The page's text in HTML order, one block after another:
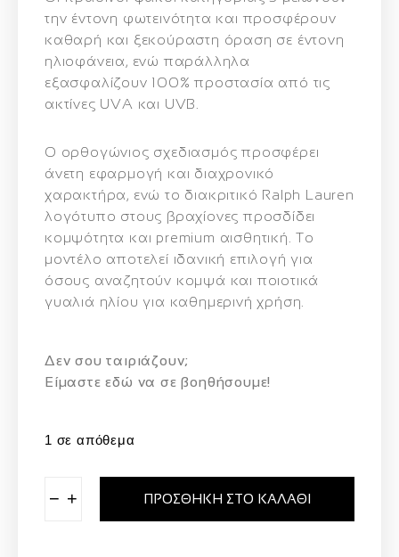
την έντονη φωτεινότητα και προσφέρουν
καθαρή και ξεκούραστη όραση σε έντονη
ηλιοφάνεια, ενώ παράλληλα
εξασφαλίζουν 100% προστασία από τις
ακτίνες UVA και UVB
Ο ορθογώνιος σχεδιασμός προσφέρει
άνετη εφαρμογή και διαχρονικό
χαρακτήρα, ενώ το διακριτικό Ralph Lauren
λογότυπο στους βραχίονες προσδίδει
κομψότητα και premium αισθητική. Το
μοντέλο αποτελεί ιδανική επιλογή για
όσους αναζητούν κομψά και ποιοτικά
γυαλιά ηλίου για καθημερινή χρήση
Δεν σου ταιριάζουν;
Eίμαστε εδώ να σε βοηθήσουμε!
1 σε απόθεμα
− + ΠΡΟΣΘΉΚΗ ΣΤΟ ΚΑΛΆΘΙ